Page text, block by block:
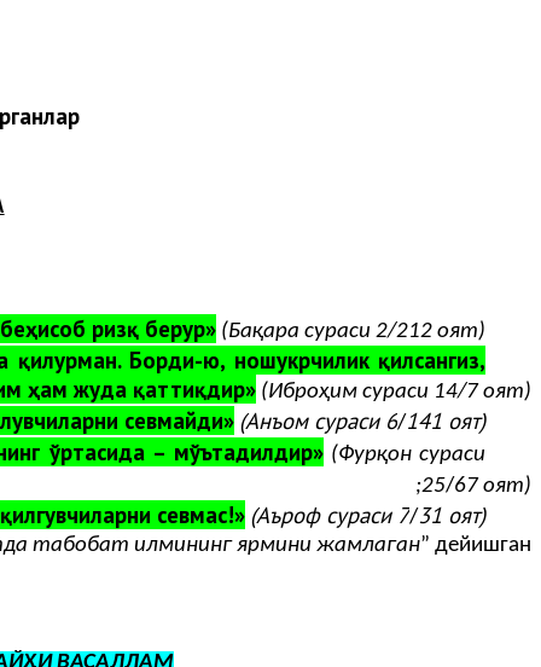
ризқ берур» (Бақара сураси 2/212 оят);
қилурман. Борди-ю, ношукрчилик қилсангиз,
ҳам жуда қаттиқдир» (Иброҳим сураси 14/7 оят);
севмайди» (Анъом сураси 6/141 оят);
ўртасида – мўътадилдир» (Фурқон сураси
25/67 оят)
;
севмас!» (Аъроф сураси 7/31 оят).
табобат илмининг ярмини жамлаган” дейишган.
ВАСАЛЛАМ